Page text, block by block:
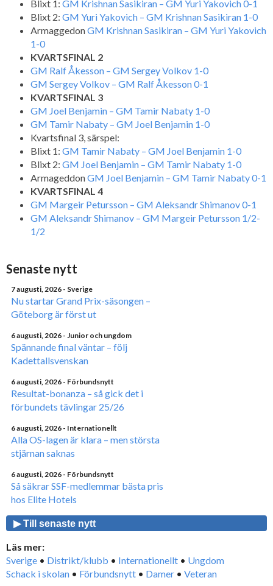
Blixt 1: GM Krishnan Sasikiran – GM Yuri Yakovich 0-1
Blixt 2: GM Yuri Yakovich – GM Krishnan Sasikiran 1-0
ArmaggedonGM Krishnan Sasikiran – GM Yuri Yakovich
1-0
KVARTSFINAL 2
GM Ralf Åkesson – GM Sergey Volkov 1-0
GM Sergey Volkov – GM Ralf Åkesson 0-1
KVARTSFINAL 3
GM Joel Benjamin – GM Tamir Nabaty 1-0
GM Tamir Nabaty – GM Joel Benjamin 1-0
Kvartsfinal 3, särspel:
Blixt 1: GM Tamir Nabaty – GM Joel Benjamin 1-0
Blixt 2: GM Joel Benjamin – GM Tamir Nabaty 1-0
ArmageddonGM Joel Benjamin – GM Tamir Nabaty 0-1
KVARTSFINAL 4
GM Margeir Petursson – GM Aleksandr Shimanov 0-1
GM Aleksandr Shimanov – GM Margeir Petursson 1/2-
1/2
Senaste nytt
7 augusti, 2026 - Sverige
Nu startar Grand Prix-säsongen –
Göteborg är först ut
6 augusti, 2026 - Junior och ungdom
Spännande final väntar – följ
Kadettallsvenskan
6 augusti, 2026 - Förbundsnytt
Resultat-bonanza – så gick det i
förbundets tävlingar 25/26
6 augusti, 2026 - Internationellt
Alla OS-lagen är klara – men största
stjärnan saknas
6 augusti, 2026 - Förbundsnytt
Så säkrar SSF-medlemmar bästa pris
hos Elite Hotels
▶ Till senaste nytt
Läs mer:
Sverige • Distrikt/klubb • Internationellt • Ungdom
Schack i skolan • Förbundsnytt • Damer • Veteran